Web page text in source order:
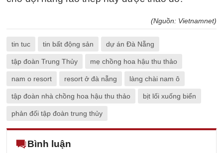
(Nguồn: Vietnamnet)
tin tuc tin bất động sản dự án Đà Nẵng
tập đoàn Trung Thủy mẹ chồng hoa hậu thu thảo
nam o resort resort ở đà nẵng làng chài nam ô
tập đoàn nhà chồng hoa hậu thu thảo bịt lối xuống biển
phản đối tập đoàn trung thủy
Bình luận